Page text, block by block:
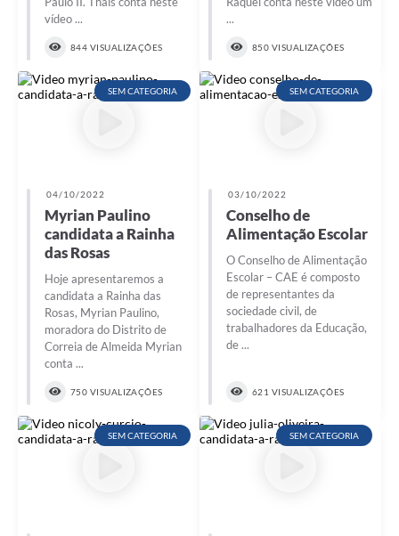
vídeo ...
844 VISUALIZAÇÕES
...
850 VISUALIZAÇÕES
SEM CATEGORIA
04/10/2022
Myrian Paulino
candidata a Rainha
das Rosas
Hoje apresentaremos a
candidata a Rainha das
Rosas, Myrian Paulino,
moradora do Distrito de
Correia de Almeida Myrian
conta ...
750 VISUALIZAÇÕES
SEM CATEGORIA
03/10/2022
Conselho de
Alimentação Escolar
O Conselho de Alimentação
Escolar – CAE é composto
de representantes da
sociedade civil, de
trabalhadores da Educação,
de ...
621 VISUALIZAÇÕES
SEM CATEGORIA SEM CATEGORIA